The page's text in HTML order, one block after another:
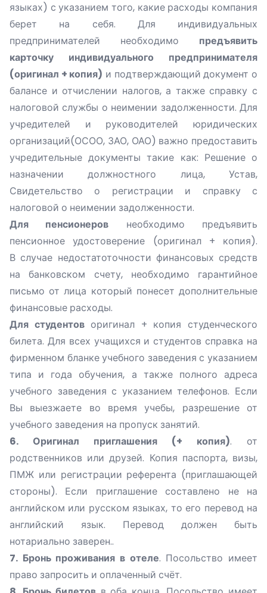
языках) с указанием того, какие расходы компания
берет на себя. Для индивидуальных
предпринимателей необходимо предъявить
карточку индивидуального предпринимателя
(оригинал + копия) и подтверждающий документ о
балансе и отчислении налогов, а также справку с
налоговой службы о неимении задолженности. Для
учредителей и руководителей юридических
организаций(ОСОО, ЗАО, ОАО) важно предоставить
учредительные документы такие как: Решение о
назначении должностного лица, Устав,
Свидетельство о регистрации и справку с
налоговой о неимении задолженности.
Для пенсионеров необходимо предъявить
пенсионное удостоверение (оригинал + копия).
В случае недостатоточности финансовых средств
на банковском счету, необходимо гарантийное
письмо от лица который понесет дополнительные
финансовые расходы.
Для студентоворигинал + копия студенческого
билета. Для всех учащихся и студентов справка на
фирменном бланке учебного заведения с указанием
типа и года обучения, а также полного адреса
учебного заведения с указанием телефонов. Если
Вы выезжаете во время учебы, разрешение от
учебного заведения на пропуск занятий.
6. Оригинал приглашения (+ копия). от
родственников или друзей. Копия паспорта, визы,
ПМЖ или регистрации референта (приглашающей
стороны). Если приглашение составлено не на
английском или русском языках, то его перевод на
английский язык. Перевод должен быть
нотариально заверен..
7. Бронь проживания в отеле. Посольство имеет
право запросить и оплаченный счёт.